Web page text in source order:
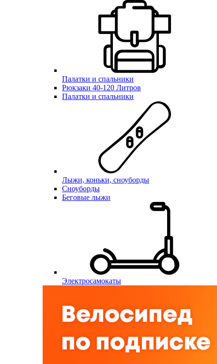
Палатки и спальники
Рюкзаки 40-120 Литров
Палатки и спальники
Лыжи, коньки, сноуборды
Сноуборды
Беговые лыжи
Электросамокаты